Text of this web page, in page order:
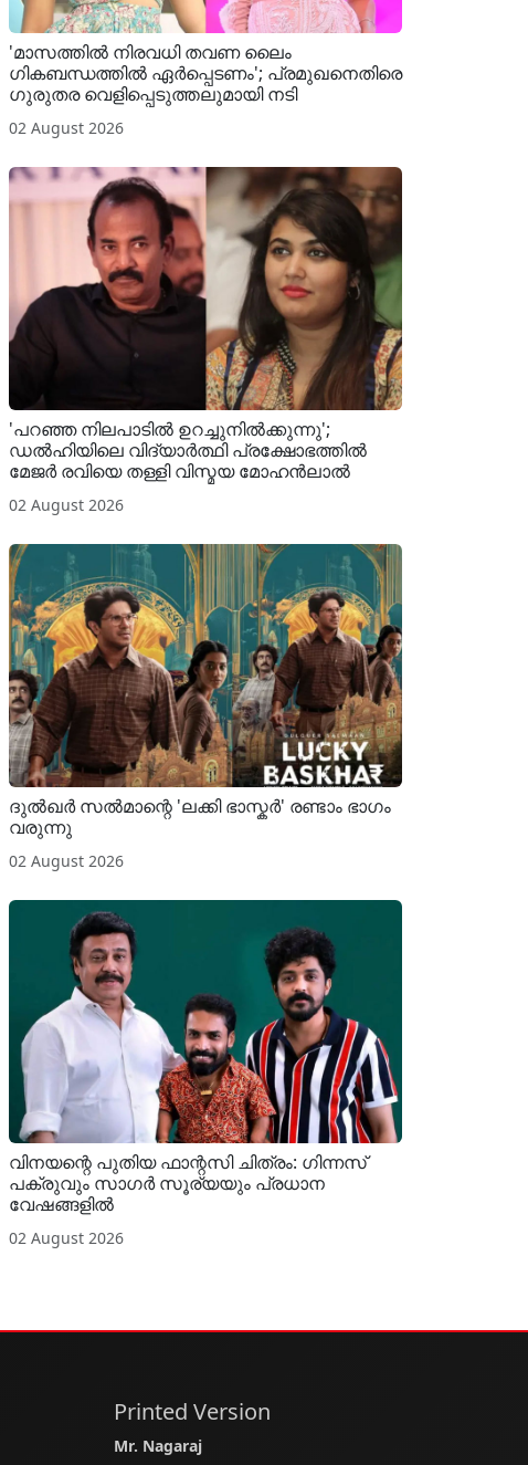
'മാസത്തിൽ നിരവധി തവണ ലൈം​
ഗികബന്ധത്തിൽ ഏർപ്പെടണം'; പ്രമുഖനെതിരെ
​ഗുരുതര വെളിപ്പെടുത്തലുമായി നടി
02 August 2026
'പറഞ്ഞ നിലപാടിൽ ഉറച്ചുനിൽക്കുന്നു';
ഡൽഹിയിലെ വിദ്യാർത്ഥി പ്രക്ഷോഭത്തിൽ
മേജർ രവിയെ തള്ളി വിസ്മയ മോഹൻലാൽ
02 August 2026
ദുൽഖർ സൽമാന്റെ 'ലക്കി ഭാസ്കർ' രണ്ടാം ഭാഗം
വരുന്നു
02 August 2026
വിനയന്റെ പുതിയ ഫാന്റസി ചിത്രം: ഗിന്നസ്
പക്രുവും സാഗർ സൂര്യയും പ്രധാന
വേഷങ്ങളിൽ
02 August 2026
Printed Version
Mr. Nagaraj